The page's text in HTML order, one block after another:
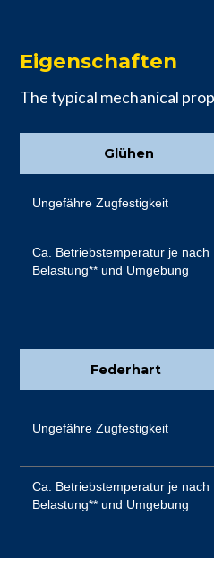
Eigenschaften
The typical mechanical
Glühen
Ungefähre Zugfestigkeit
Ca. Betriebstemperatur je nach
Belastung** und Umgebung
Federhart
Ungefähre Zugfestigkeit
Ca. Betriebstemperatur je nach
Belastung** und Umgebung